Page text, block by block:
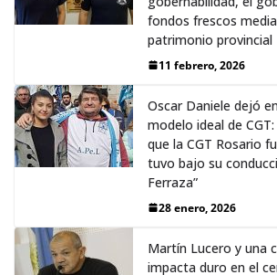
fondos frescos
patrimonio provincial
11 febrero, 2026
Oscar Daniele dejó
modelo ideal de
que la CGT Rosario
tuvo bajo su
Ferraza”
28 enero, 2026
Martín Lucero y una
impacta duro en el